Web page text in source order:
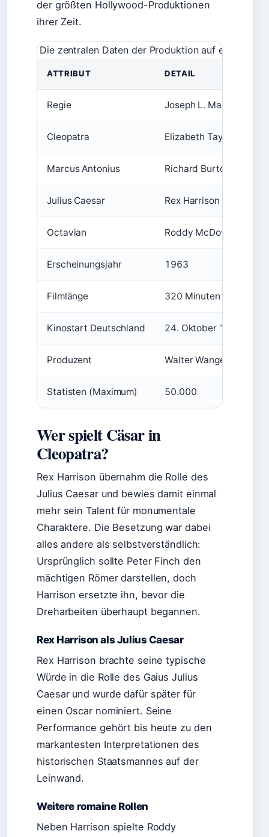
der größten Hollywood-Produktionen
ihrer Zeit.
Die zentralen Daten der Produktion auf einen Blick
ATTRIBUT DETAIL
Regie Joseph L. Mankiewicz
Cleopatra Elizabeth Taylor
Marcus Antonius Richard Burton
Julius Caesar Rex Harrison
Octavian Roddy McDowall
Erscheinungsjahr 1963
Filmlänge 320 Minuten
Kinostart Deutschland 24. Oktober 1963
Produzent Walter Wanger
Statisten (Maximum) 50.000
Wer spielt Cäsar in
Cleopatra?
Rex Harrison übernahm die Rolle des
Julius Caesar und bewies damit einmal
mehr sein Talent für monumentale
Charaktere. Die Besetzung war dabei
alles andere als selbstverständlich:
Ursprünglich sollte Peter Finch den
mächtigen Römer darstellen, doch
Harrison ersetzte ihn, bevor die
Dreharbeiten überhaupt begannen.
Rex Harrison als Julius Caesar
Rex Harrison brachte seine typische
Würde in die Rolle des Gaius Julius
Caesar und wurde dafür später für
einen Oscar nominiert. Seine
Performance gehört bis heute zu den
markantesten Interpretationen des
historischen Staatsmannes auf der
Leinwand.
Weitere romaine Rollen
Neben Harrison spielte Roddy